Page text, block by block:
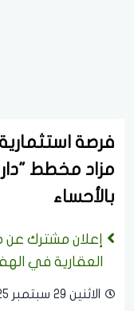
فرصة
مزاد مخطط
بالأحساء
إعلان مشترك عن
العقارية في
الاثنين 29 سبتمبر 2025 | 08:19 صباحاً